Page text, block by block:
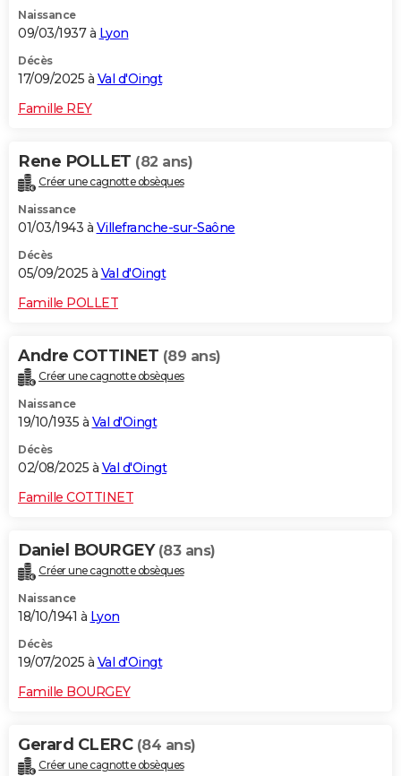
Naissance
09/03/1937 à Lyon
Décès
17/09/2025 à Val d'Oingt
Famille REY
Rene POLLET (82 ans)
Créer une cagnotte obsèques
Naissance
01/03/1943 à Villefranche-sur-Saône
Décès
05/09/2025 à Val d'Oingt
Famille POLLET
Andre COTTINET (89 ans)
Créer une cagnotte obsèques
Naissance
19/10/1935 à Val d'Oingt
Décès
02/08/2025 à Val d'Oingt
Famille COTTINET
Daniel BOURGEY (83 ans)
Créer une cagnotte obsèques
Naissance
18/10/1941 à Lyon
Décès
19/07/2025 à Val d'Oingt
Famille BOURGEY
Gerard CLERC (84 ans)
Créer une cagnotte obsèques